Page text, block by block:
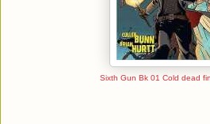
Sixth Gun Bk 01 Cold dead